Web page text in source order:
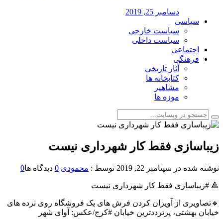
دسامبر 25, 2019
سیاسی
سیاست خارجی
سیاست داخلی
اجتماعی
فرهنگی
آثار تاریخی
کتابخانه ها
مشاهیر
موزه ها
زیباسازی فقط کار شهرداری نیست
نوشته شده در سپتامبر 22, 2019 توسط : محمودی 0 دیدگاه ها0
🔺 #زیباسازی فقط کار شهرداری نیست
🔹تصاویری از آویزان کردن فرش های یک فروشگاه روی نرده های
خیابان بهشتی، پرترددترین خیابان #کرج/عکس: آوای شهر